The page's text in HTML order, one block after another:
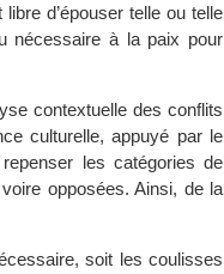
d’épouser telle ou telle
nécessaire à la paix pour
contextuelle des conflits
culturelle, appuyé par le
les catégories de
opposées. Ainsi, de la
soit les coulisses